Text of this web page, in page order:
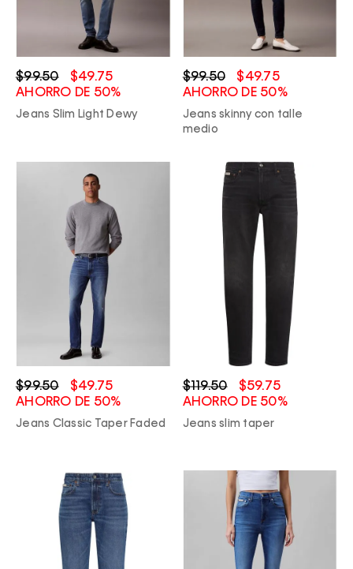
$99.50
$49.75
AHORRO DE 50%
Jeans Slim Light Dewy
$99.50
$49.75
AHORRO DE 50%
Jeans skinny con talle
medio
$99.50
$49.75
AHORRO DE 50%
Jeans Classic Taper Faded
$119.50
$59.75
AHORRO DE 50%
Jeans slim taper